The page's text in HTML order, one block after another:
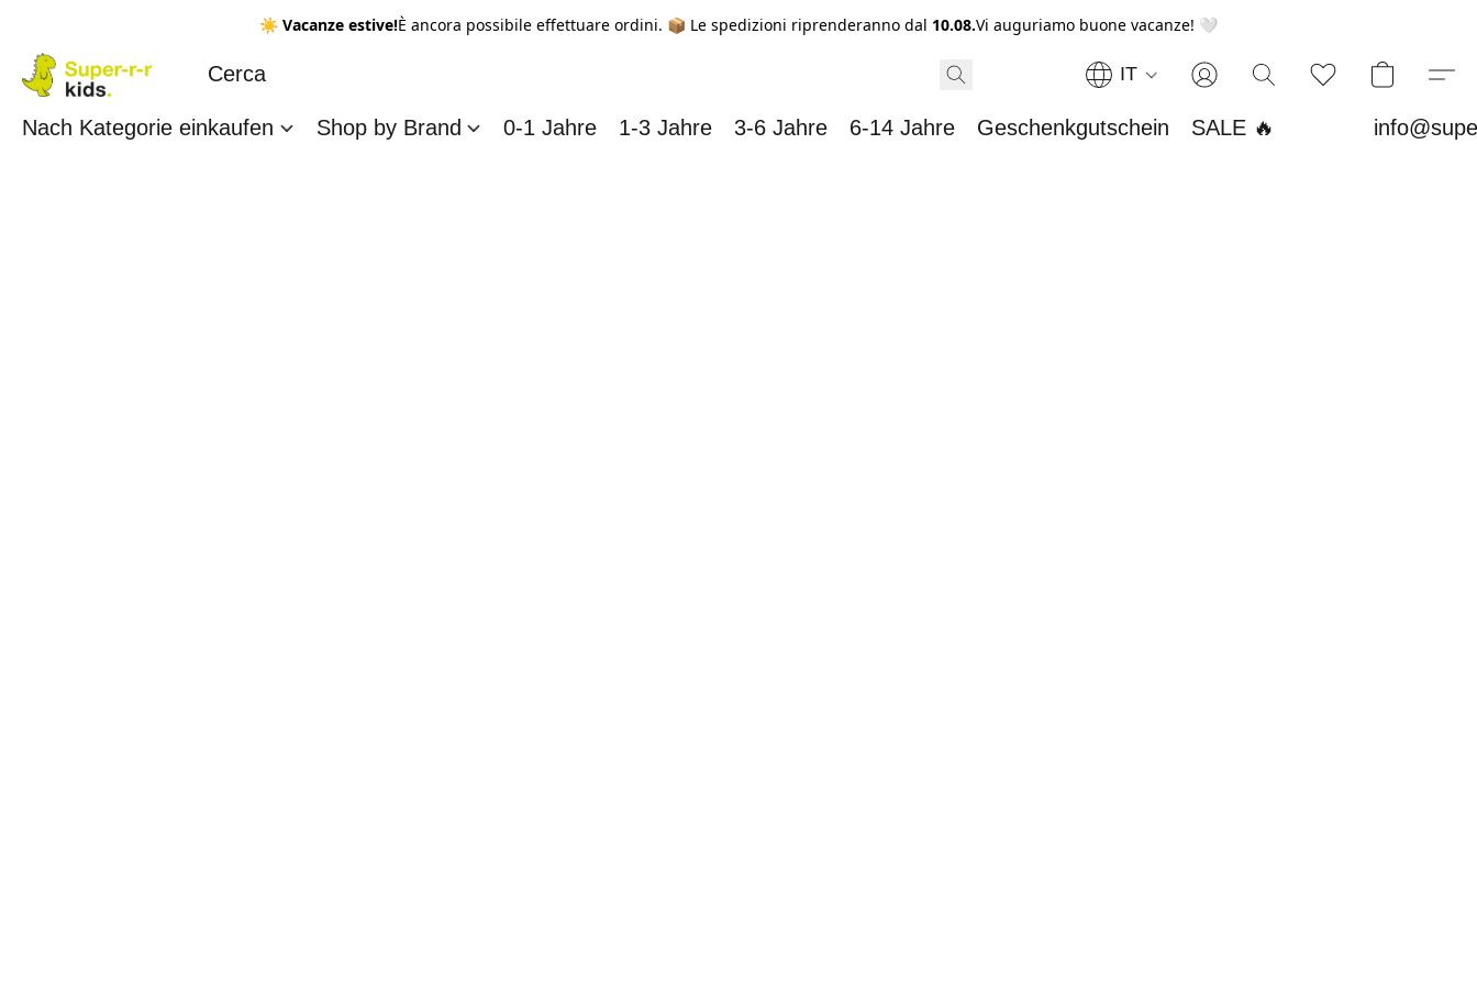
☀️ Vacanze estive!È ancora possibile effettuare ordini. 📦 Le spedizioni riprenderanno dal 10.08.Vi auguriamo buone vacanze! 🤍
IT
Nach Kategorie einkaufen Shop by Brand 0-1 Jahre 1-3 Jahre 3-6 Jahre 6-14 Jahre Geschenkgutschein SALE 🔥